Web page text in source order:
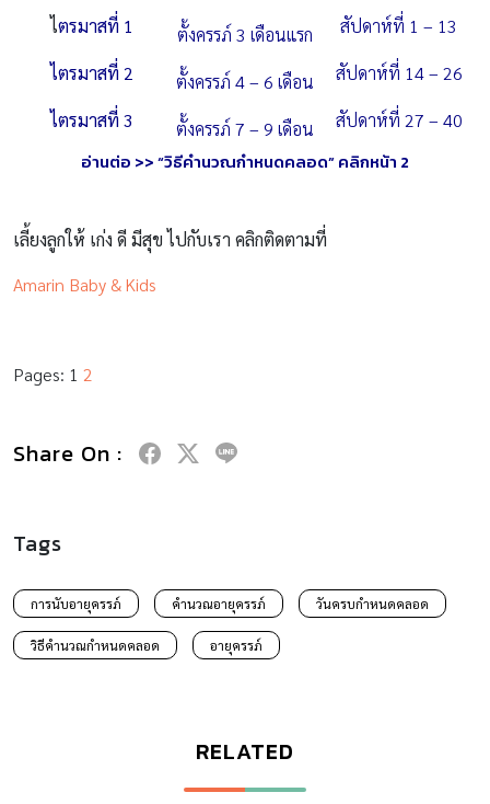
ไตรมาสที่ 1 ตั้งครรภ์ 3 เดือนแรก สัปดาห์ที่ 1 – 13
ไตรมาสที่ 2 ตั้งครรภ์ 4 – 6 เดือน สัปดาห์ที่ 14 – 26
ไตรมาสที่ 3 ตั้งครรภ์ 7 – 9 เดือน สัปดาห์ที่ 27 – 40
อ่านต่อ >>“วิธีคำนวณกำหนดคลอด” คลิกหน้า 2
เลี้ยงลูกให้ เก่ง ดี มีสุข ไปกับเรา คลิกติดตามที่
Amarin Baby & Kids
Pages: 1 2
Share On :
Tags
การนับอายุครรภ์ คำนวณอายุครรภ์ วันครบกำหนดคลอด
วิธีคำนวณกำหนดคลอด อายุครรภ์
RELATED